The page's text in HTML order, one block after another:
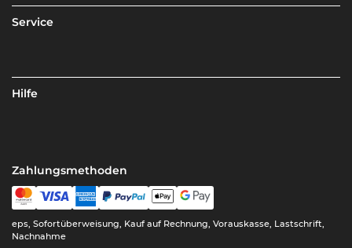
Service
Hilfe
Zahlungsmethoden
eps, Sofortüberweisung, Kauf auf Rechnung, Vorauskasse, Lastschrift,
Nachnahme